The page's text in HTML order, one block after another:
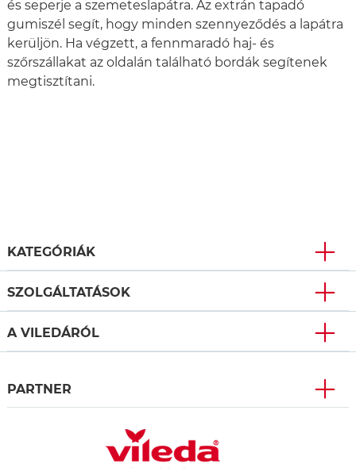
és seperje a szemeteslapátra. Az extrán tapadó
gumiszél segít, hogy minden szennyeződés a lapátra
kerüljön. Ha végzett, a fennmaradó haj- és
szőrszállakat az oldalán található bordák segítenek
megtisztítani.
KATEGÓRIÁK
SZOLGÁLTATÁSOK
A VILEDÁRÓL
PARTNER